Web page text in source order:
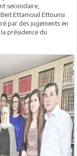
secondaire,
Ettamouil Ettounsi
par des jugements en
présidence du